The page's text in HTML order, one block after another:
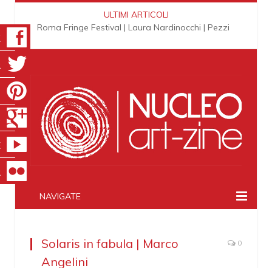
ULTIMI ARTICOLI
Roma Fringe Festival | Laura Nardinocchi | Pezzi
NAVIGATE
Solaris in fabula | Marco
Angelini
0